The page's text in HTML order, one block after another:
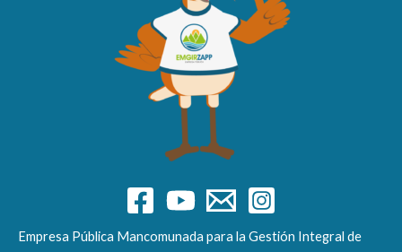
Empresa Pública Mancomunada para la Gestión Integral de